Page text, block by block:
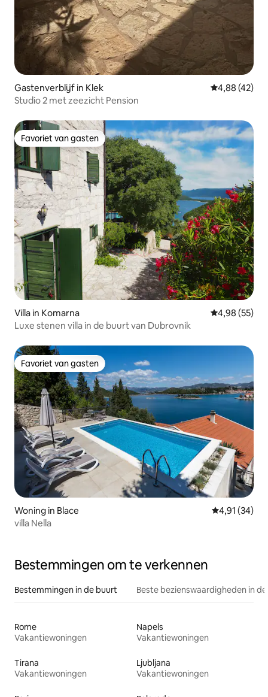
Gastenverblijf in Klek Gemiddelde
4,88 (42)
Studio 2 met zeezicht Pension
Favoriet van gasten
Favoriet van gasten
Villa in Komarna Gemiddelde
4,98 (55)
Luxe stenen villa in de buurt van Dubrovnik
Favoriet van gasten
Favoriet van gasten
Woning in Blace Gemiddelde
4,91 (34)
villa Nella
Bestemmingen om te verkennen
Bestemmingen in de buurt Beste bezienswaardigheden in
Rome
Vakantiewoningen
Napels
Vakantiewoningen
Tirana
Vakantiewoningen
Ljubljana
Vakantiewoningen